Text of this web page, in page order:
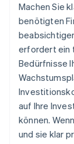
Machen Sie
benötigten
erfordert ein
Bedürfnisse
auf Ihre
können.
und sie klar